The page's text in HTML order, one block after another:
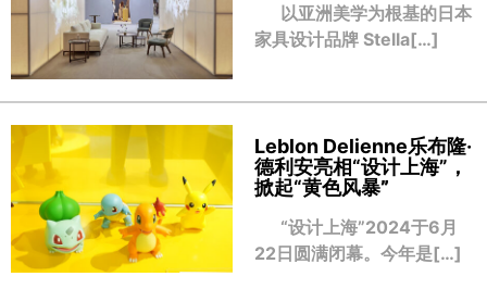
以亚洲美学为根基的日本
家具设计品牌 Stella[…]
Leblon Delienne乐布隆·
德利安亮相“设计上海”，
掀起“黄色风暴”
“设计上海”2024于6月
22日圆满闭幕。今年是[…]